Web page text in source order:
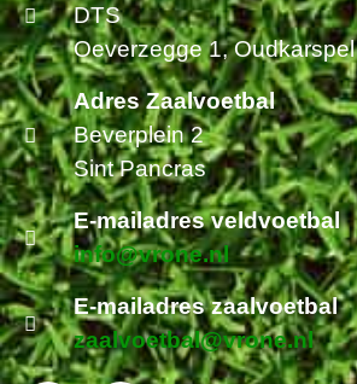
DTS
Oeverzegge 1, Oudkarspel
Adres Zaalvoetbal
Beverplein 2
Sint Pancras
E-mailadres veldvoetbal
info@vrone.nl
E-mailadres zaalvoetbal
zaalvoetbal@vrone.nl